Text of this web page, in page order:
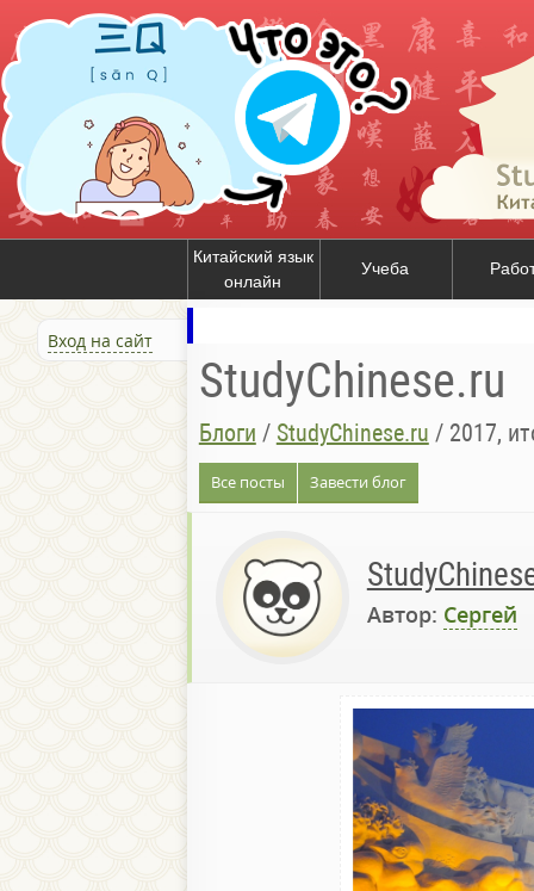
Китайский язык
онлайн
Учеба
Вход на сайт
StudyChinese.ru
Блоги / StudyChinese.ru / 2017,
Все посты Завести блог
Автор: Сергей